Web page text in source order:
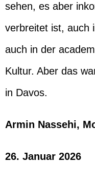
sehen, es aber
verbreitet ist, auch
auch in der
Kultur. Aber das
in Davos.
Armin Nassehi,
26. Januar 2026